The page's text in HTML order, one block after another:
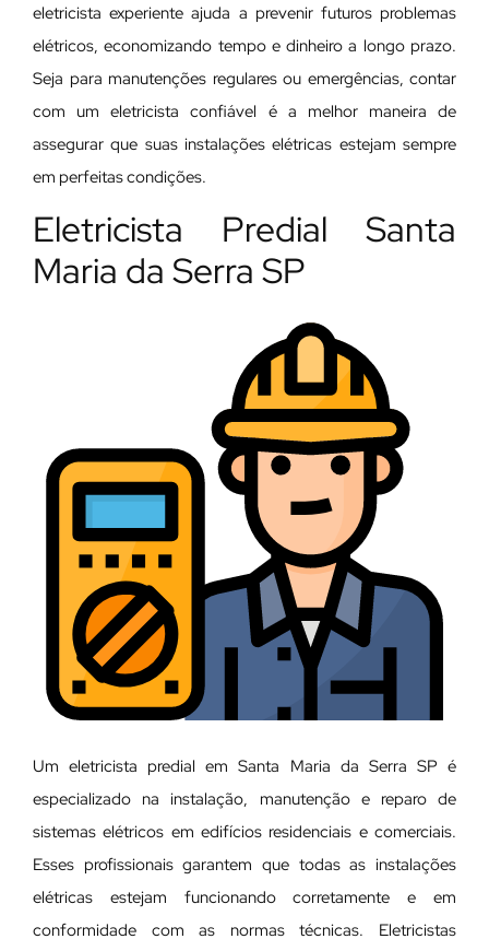
eletricista experiente ajuda a prevenir futuros problemas
elétricos, economizando tempo e dinheiro a longo prazo.
Seja para manutenções regulares ou emergências, contar
com um eletricista confiável é a melhor maneira de
assegurar que suas instalações elétricas estejam sempre
em perfeitas condições.
Eletricista Predial Santa
Maria da Serra SP
Um eletricista predial em Santa Maria da Serra SP é
especializado na instalação, manutenção e reparo de
sistemas elétricos em edifícios residenciais e comerciais.
Esses profissionais garantem que todas as instalações
elétricas estejam funcionando corretamente e em
conformidade com as normas técnicas. Eletricistas